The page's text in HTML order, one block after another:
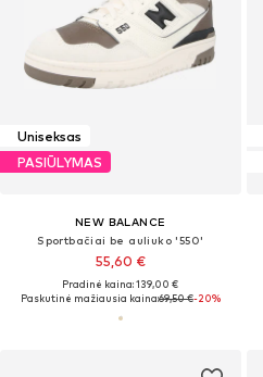
Uniseksas
PASIŪLYMAS
NEW BALANCE
Sportbačiai be auliuko '550'
55,60 €
Pradinė kaina: 139,00 €
Paskutinė mažiausia kaina:69,50 €-20%